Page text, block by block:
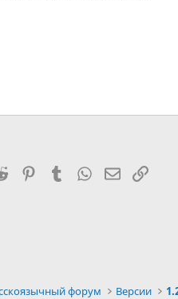
Reddit PinterestTumblrWhatsApp
форум Версии